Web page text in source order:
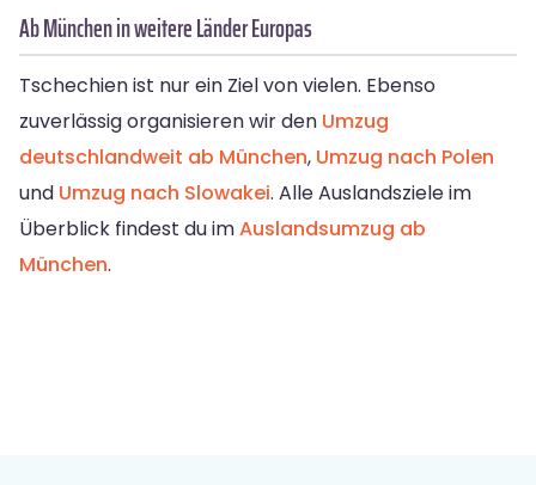
Ab München in weitere Länder Europas
Tschechien ist nur ein Ziel von vielen. Ebenso
zuverlässig organisieren wir den Umzug
deutschlandweit ab München, Umzug nach Polen
und Umzug nach Slowakei. Alle Auslandsziele im
Überblick findest du imAuslandsumzug ab
München.